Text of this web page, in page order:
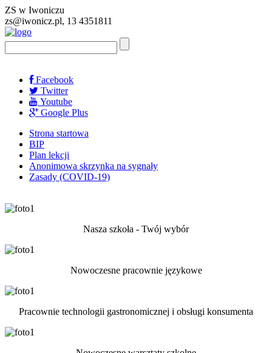
ZS w Iwoniczu
zs@iwonicz.pl, 13 4351811
Facebook
Twitter
Youtube
Google Plus
Strona startowa
BIP
Plan lekcji
Anonimowa skrzynka na sygnały
Zasady (COVID-19)
Nasza szkoła - Twój wybór
Nowoczesne pracownie językowe
Pracownie technologii gastronomicznej i obsługi konsumenta